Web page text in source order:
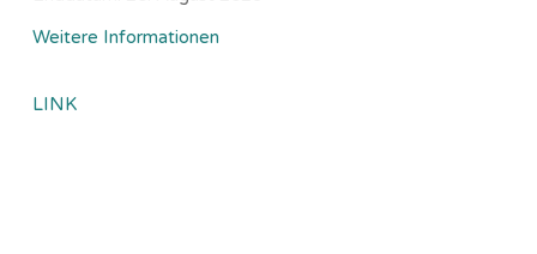
Weitere Informationen
LINK